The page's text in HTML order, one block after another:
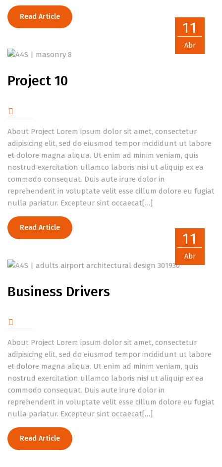
Read Article
11
Abr
Project 10
About Project Lorem ipsum dolor sit amet, consectetur
adipisicing elit, sed do eiusmod tempor incididunt ut labore
et dolore magna aliqua. Ut enim ad minim veniam, quis
nostrud exercitation ullamco laboris nisi ut aliquip ex ea
commodo consequat. Duis aute irure dolor in
reprehenderit in voluptate velit esse cillum dolore eu fugiat
nulla pariatur. Excepteur sint occaecat[…]
Read Article
11
Abr
Business Drivers
About Project Lorem ipsum dolor sit amet, consectetur
adipisicing elit, sed do eiusmod tempor incididunt ut labore
et dolore magna aliqua. Ut enim ad minim veniam, quis
nostrud exercitation ullamco laboris nisi ut aliquip ex ea
commodo consequat. Duis aute irure dolor in
reprehenderit in voluptate velit esse cillum dolore eu fugiat
nulla pariatur. Excepteur sint occaecat[…]
Read Article